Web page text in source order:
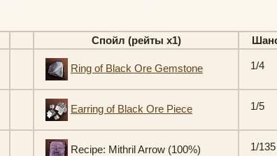
Спойл (рейты х1)
Ring of Black Ore Gemstone 1/4
Earring of Black Ore Piece 1/5
Recipe: Mithril Arrow (100%) 1/135